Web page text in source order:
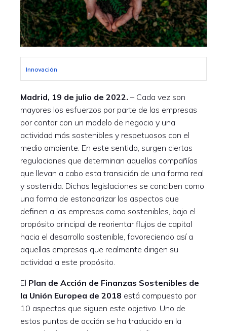
Innovación
Madrid, 19 de julio de 2022. – Cada vez son
mayores los esfuerzos por parte de las empresas
por contar con un modelo de negocio y una
actividad más sostenibles y respetuosos con el
medio ambiente. En este sentido, surgen ciertas
regulaciones que determinan aquellas compañías
que llevan a cabo esta transición de una forma real
y sostenida. Dichas legislaciones se conciben como
una forma de estandarizar los aspectos que
definen a las empresas como sostenibles, bajo el
propósito principal de reorientar flujos de capital
hacia el desarrollo sostenible, favoreciendo así a
aquellas empresas que realmente dirigen su
actividad a este propósito.
El Plan de Acción de Finanzas Sostenibles de
la Unión Europea de 2018 está compuesto por
10 aspectos que siguen este objetivo. Uno de
estos puntos de acción se ha traducido en la